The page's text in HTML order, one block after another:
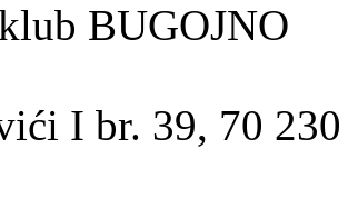
BUGOJNO
I br. 39, 70